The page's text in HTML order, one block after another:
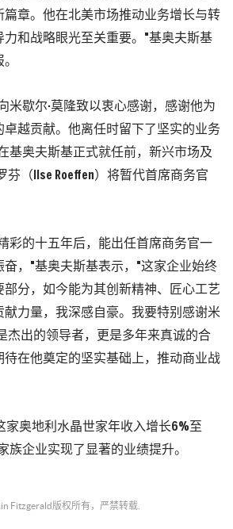
篇章。他在北美市场推动业务增长与转
力和战略眼光至关重要。"基奥夫斯基
米歇尔·莫隆致以衷心感谢，感谢他为
卓越贡献。他离任时留下了坚实的业务
基奥夫斯基正式就任前，新兴市场及
芬（Ilse Roeffen）将暂代首席商务官
彩的十五年后，能出任首席商务官一
奋，"基奥夫斯基表示，"这家企业始终
部分，如今能为其创新精神、匠心工艺
献力量，我深感自豪。我要特别感谢米
杰出的领导者，更是多年来真诚的合
待在他奠定的坚实基础上，推动商业战
家奥地利水晶世家年收入增长6%至
族企业实现了显著的业绩提升。
Fitzgerald 版权所有，严禁转载.